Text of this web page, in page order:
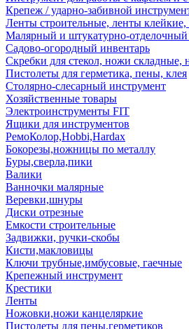
Крепеж / ударно-забивной
Ленты строительные, ленты клейкие,
Малярный и штукатурно-отделочный
Садово-огородный инвентарь
Скребки для стекол, ножи складные,
Пистолеты для герметика, пены, клея
Столярно-слесарный инструмент
Хозяйственные товары
Электроинструменты FIT
Ящики для инструментов
РемоКолор,Hobbi,Hardax
Бокорезы,ножницы по металлу
Буры,сверла,пики
Валики
Ванночки малярные
Веревки,шнуры
Диски отрезные
Емкости строительные
Задвижки, ручки-скобы
Кисти,макловицы
Ключи трубные,имбусовые, гаечные
Крепежный инструмент
Крестики
Ленты
Ножовки,ножи канцеляркие
Пистолеты для пены,герметиков